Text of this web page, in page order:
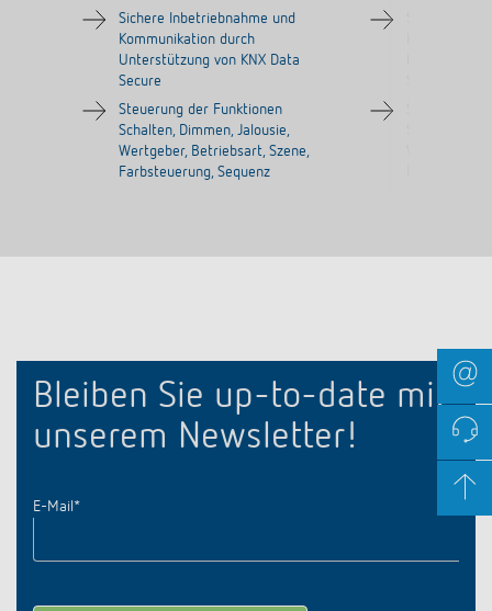
Sichere Inbetriebnahme und
Kommunikation durch
Unterstützung von KNX Data
Secure
Steuerung der Funktionen
Schalten, Dimmen, Jalousie,
Wertgeber, Betriebsart, Szene,
Farbsteuerung, Sequenz
Bleiben Sie up-to-date mit
unserem Newsletter!
E-Mail *